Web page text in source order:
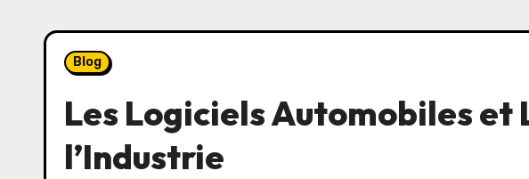
Blog
Les Logiciels Automobiles et
l’Industrie